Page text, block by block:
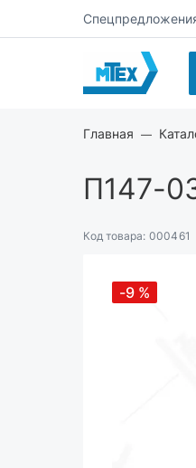
Главная
П147-
Код товара: 000461
-9 %